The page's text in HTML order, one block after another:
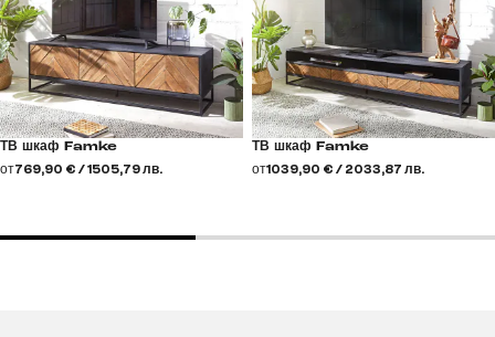
ТВ шкаф Famke
от769,90 € / 1505,79 лв.
ТВ шкаф Famke
от1039,90 € / 2033,87 лв.